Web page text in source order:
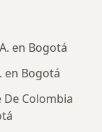
en Bogotá
en Bogotá
Colombia